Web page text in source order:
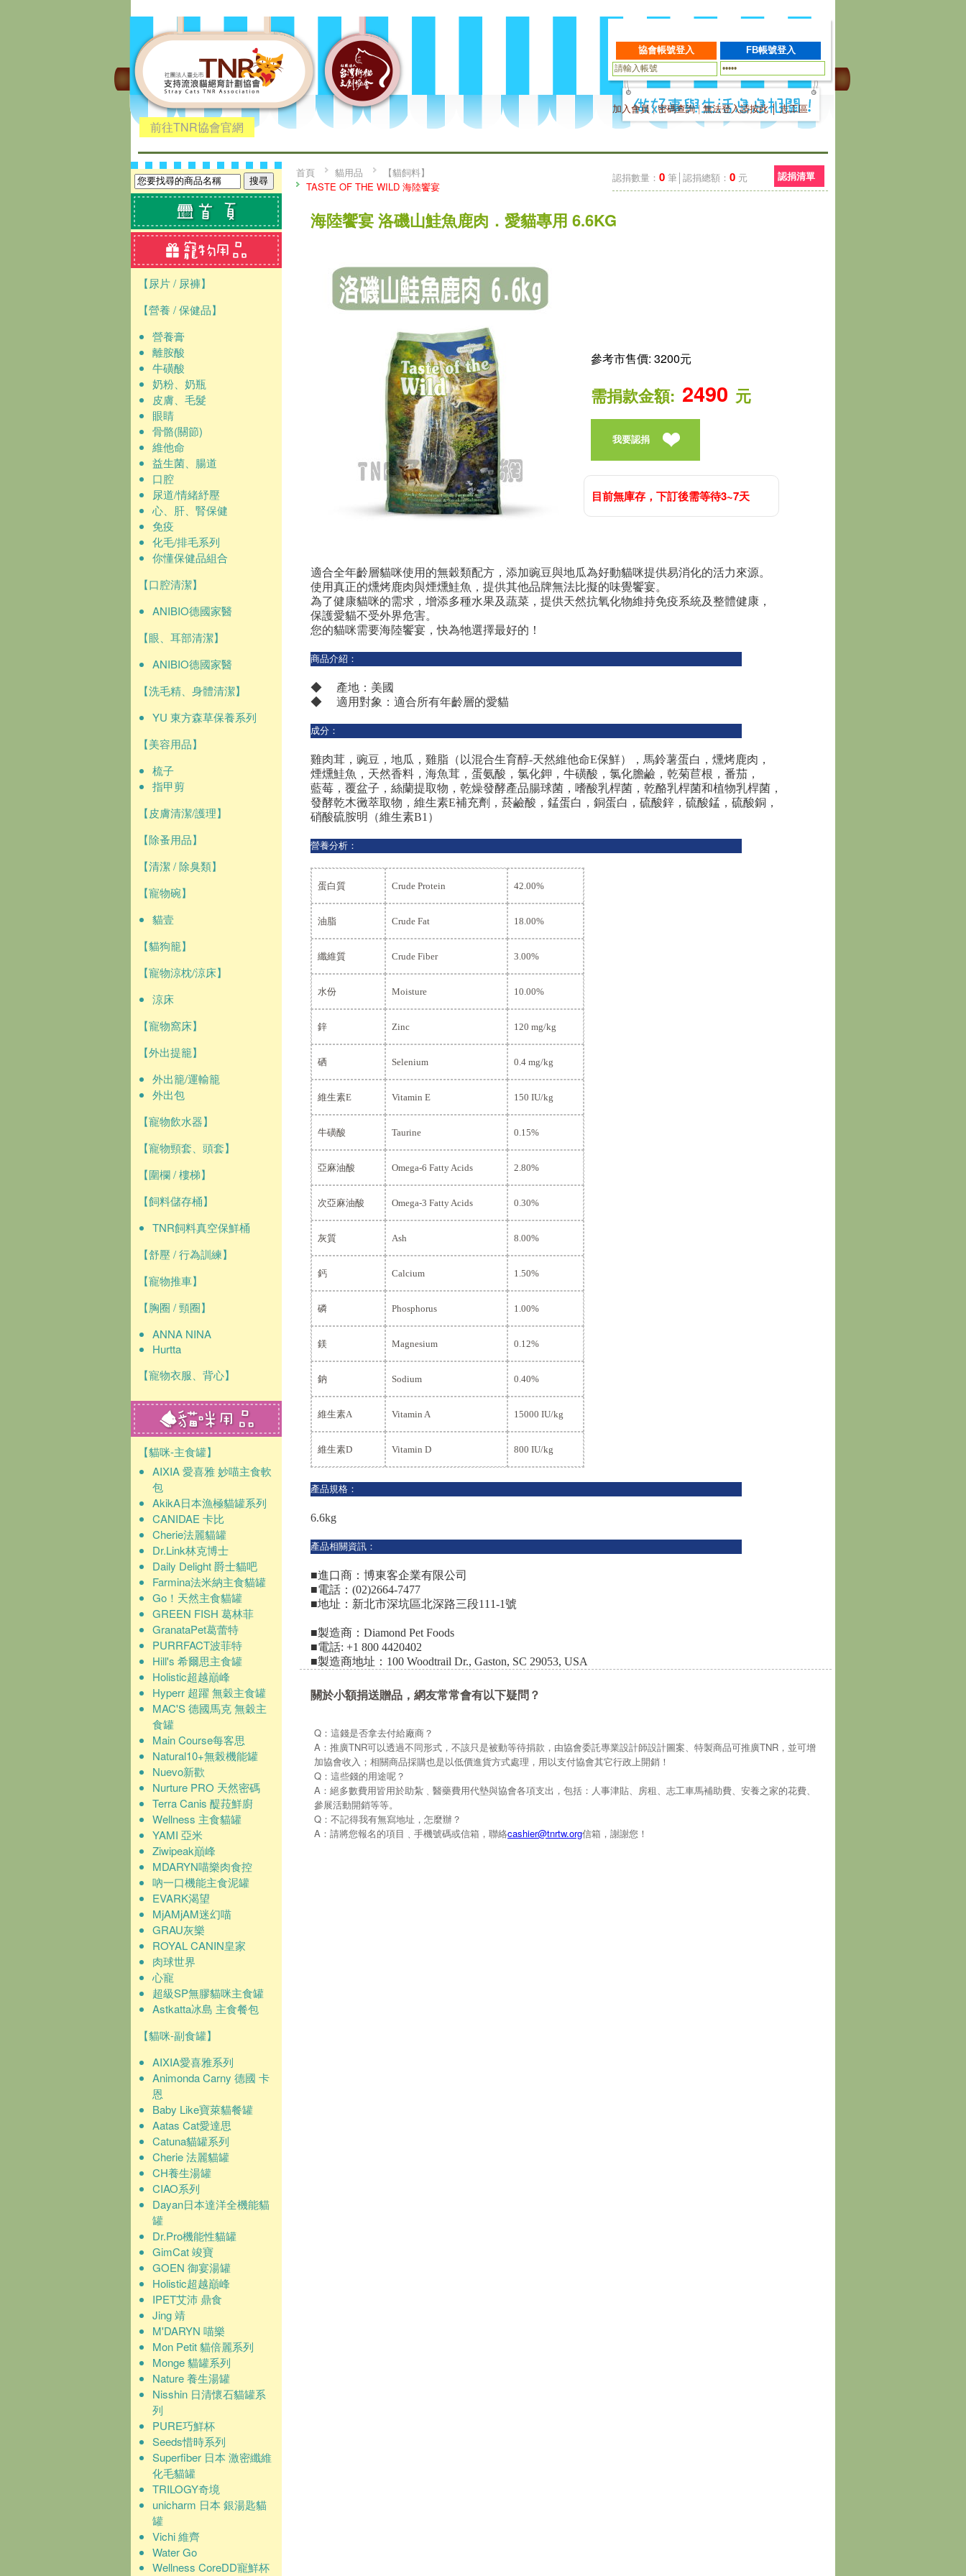
前往TNR協會官網
加入會員|密碼查詢|無法登入請按此│志工區
【尿片 / 尿褲】
【營養 / 保健品】
營養膏
離胺酸
牛磺酸
奶粉、奶瓶
皮膚、毛髮
眼睛
骨骼(關節)
維他命
益生菌、腸道
口腔
尿道/情緒紓壓
心、肝、腎保健
免疫
化毛/排毛系列
你懂保健品組合
【口腔清潔】
ANIBIO德國家醫
【眼、耳部清潔】
ANIBIO德國家醫
【洗毛精、身體清潔】
YU 東方森草保養系列
【美容用品】
梳子
指甲剪
【皮膚清潔/護理】
【除蚤用品】
【清潔 / 除臭類】
【寵物碗】
貓壹
【貓狗籠】
【寵物涼枕/涼床】
涼床
【寵物窩床】
【外出提籠】
外出籠/運輸籠
外出包
【寵物飲水器】
【寵物頸套、頭套】
【圍欄 / 樓梯】
【飼料儲存桶】
TNR飼料真空保鮮桶
【舒壓 / 行為訓練】
【寵物推車】
【胸圈 / 頸圈】
ANNA NINA
Hurtta
【寵物衣服、背心】
【貓咪-主食罐】
AIXIA 愛喜雅 妙喵主食軟
包
AkikA日本漁極貓罐系列
CANIDAE 卡比
Cherie法麗貓罐
Dr.Link林克博士
Daily Delight 爵士貓吧
Farmina法米納主食貓罐
Go！天然主食貓罐
GREEN FISH 葛林菲
GranataPet葛蕾特
PURRFACT波菲特
Hill's 希爾思主食罐
Holistic超越巔峰
Hyperr 超躍 無穀主食罐
MAC'S 德國馬克 無穀主
食罐
Main Course每客思
Natural10+無榖機能罐
Nuevo新歡
Nurture PRO 天然密碼
Terra Canis 醍菈鮮廚
Wellness 主食貓罐
YAMI 亞米
Ziwipeak巔峰
MDARYN喵樂肉食控
吶一口機能主食泥罐
EVARK渴望
MjAMjAM迷幻喵
GRAU灰樂
ROYAL CANIN皇家
肉球世界
心寵
超級SP無膠貓咪主食罐
Astkatta冰島 主食餐包
【貓咪-副食罐】
AIXIA愛喜雅系列
Animonda Carny 德國 卡
恩
Baby Like寶萊貓餐罐
Aatas Cat愛達思
Catuna貓罐系列
Cherie 法麗貓罐
CH養生湯罐
CIAO系列
Dayan日本達洋全機能貓
罐
Dr.Pro機能性貓罐
GimCat 竣寶
GOEN 御宴湯罐
Holistic超越巔峰
IPET艾沛 鼎食
Jing 靖
M'DARYN 喵樂
Mon Petit 貓倍麗系列
Monge 貓罐系列
Nature 養生湯罐
Nisshin 日清懷石貓罐系
列
PURE巧鮮杯
Seeds惜時系列
Superfiber 日本 激密纖維
化毛貓罐
TRILOGY奇境
unicharm 日本 銀湯匙貓
罐
Vichi 維齊
Water Go
Wellness CoreDD寵鮮杯
認捐數量： 0 筆│認捐總額： 0 元 認捐清單
首頁 貓用品
【貓飼料】
TASTE OF THE WILD 海陸饗宴
海陸饗宴 洛磯山鮭魚鹿肉．愛貓專用 6.6KG
參考市售價: 3200元
需捐款金額: 2490 元
我要認捐
目前無庫存，下訂後需等待3~7天
適合全年齡層貓咪使用的無穀類配方，添加豌豆與地瓜為好動貓咪提供易消化的活力來源。
使用真正的燻烤鹿肉與煙燻鮭魚，提供其他品牌無法比擬的味覺饗宴。
為了健康貓咪的需求，增添多種水果及蔬菜，提供天然抗氧化物維持免疫系統及整體健康，
保護愛貓不受外界危害。
您的貓咪需要海陸饗宴，快為牠選擇最好的！
商品介紹：
◆ 產地：美國
◆ 適用對象：適合所有年齡層的愛貓
成分：
雞肉茸，豌豆，地瓜，雞脂（以混合生育醇-天然維他命E保鮮），馬鈴薯蛋白，燻烤鹿肉，
煙燻鮭魚，天然香料，海魚茸，蛋氨酸，氯化鉀，牛磺酸，氯化膽鹼，乾菊苣根，番茄，
藍莓，覆盆子，絲蘭提取物，乾燥發酵產品腸球菌，嗜酸乳桿菌，乾酪乳桿菌和植物乳桿菌，
發酵乾木黴萃取物，維生素E補充劑，菸鹼酸，錳蛋白，銅蛋白，硫酸鋅，硫酸錳，硫酸銅，
硝酸硫胺明（維生素B1）
營養分析：
蛋白質 Crude Protein 42.00%
油脂 Crude Fat 18.00%
纖維質 Crude Fiber 3.00%
水份 Moisture 10.00%
鋅 Zinc 120 mg/kg
硒 Selenium 0.4 mg/kg
維生素E Vitamin E 150 IU/kg
牛磺酸 Taurine 0.15%
亞麻油酸 Omega-6 Fatty Acids 2.80%
次亞麻油酸 Omega-3 Fatty Acids 0.30%
灰質 Ash 8.00%
鈣 Calcium 1.50%
磷 Phosphorus 1.00%
鎂 Magnesium 0.12%
鈉 Sodium 0.40%
維生素A Vitamin A 15000 IU/kg
維生素D Vitamin D 800 IU/kg
產品規格：
6.6kg
產品相關資訊：
■進口商：博東客企業有限公司
■電話：(02)2664-7477
■地址：新北市深坑區北深路三段111-1號
■製造商：Diamond Pet Foods
■電話: +1 800 4420402
■製造商地址：100 Woodtrail Dr., Gaston, SC 29053, USA
關於小額捐送贈品，網友常常會有以下疑問？
Q：這錢是否拿去付給廠商？
A：推廣TNR可以透過不同形式，不該只是被動等待捐款，由協會委託專業設計師設計圖案、特製商品可推廣TNR，並可增
加協會收入；相關商品採購也是以低價進貨方式處理，用以支付協會其它行政上開銷！
Q：這些錢的用途呢？
A：絕多數費用皆用於助紮﹑醫藥費用代墊與協會各項支出，包括：人事津貼、房租、志工車馬補助費、安養之家的花費、
參展活動開銷等等。
Q：不記得我有無寫地址，怎麼辦？
A：請將您報名的項目﹑手機號碼或信箱，聯絡cashier@tnrtw.org信箱，謝謝您！